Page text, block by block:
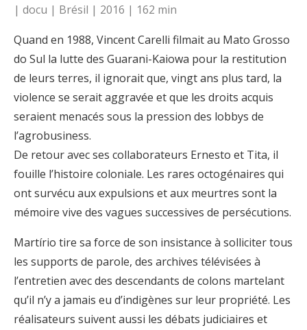
| docu | Brésil | 2016 | 162 min
Quand en 1988, Vincent Carelli filmait au Mato Grosso
do Sul la lutte des Guarani-Kaiowa pour la restitution
de leurs terres, il ignorait que, vingt ans plus tard, la
violence se serait aggravée et que les droits acquis
seraient menacés sous la pression des lobbys de
l’agrobusiness.
De retour avec ses collaborateurs Ernesto et Tita, il
fouille l’histoire coloniale. Les rares octogénaires qui
ont survécu aux expulsions et aux meurtres sont la
mémoire vive des vagues successives de persécutions.
Martírio tire sa force de son insistance à solliciter tous
les supports de parole, des archives télévisées à
l’entretien avec des descendants de colons martelant
qu’il n’y a jamais eu d’indigènes sur leur propriété. Les
réalisateurs suivent aussi les débats judiciaires et